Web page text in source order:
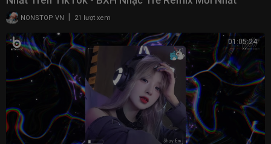
NONSTOP VN 21 lượt xem
01:05:24